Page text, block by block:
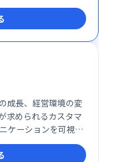
進を支援します。AI
ポートを両立し、
現します。
成長、経営環境の変
求められるカスタマ
ケーションを可視化
を届けませんか？